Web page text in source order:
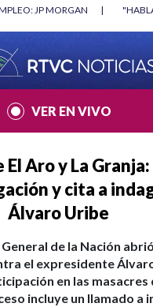
"HABLAR NO ES UN CRIMEN":
VER EN VIVO
El Aro y La
y cita a
Álvaro Uribe
de la Nación
el expresidente
en las masacres
incluye un llamado a